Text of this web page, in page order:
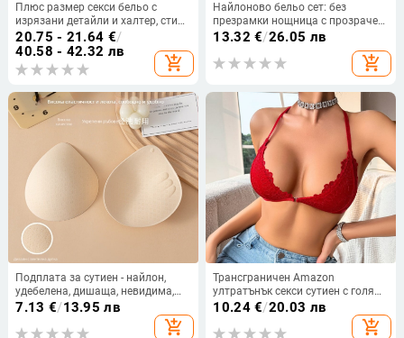
Плюс размер секси бельо с
изрязани детайли и халтер, стил
cheongsam — едночастово
спално облекло рокля-сет
20.75 - 21.64 €/
40.58 - 42.32 лв
add_shopping_cart
Найлоново бельо сет: без
презрамки нощница с прозрачен
чорапогащник и тънка мини
пола, 70–80% найлон, женски
модел
13.32 €/26.05 лв
add_shopping_cart
Подплата за сутиен - найлон,
удебелена, дишаща, невидима,
повдигаща
7.13 €/13.95 лв
add_shopping_cart
Трансграничен Amazon
ултратънък секси сутиен с голям
размер, секси, секси бельо с
дантела, безшевен, красив гръб
10.24€/20.03 лв
add_shopping_cart